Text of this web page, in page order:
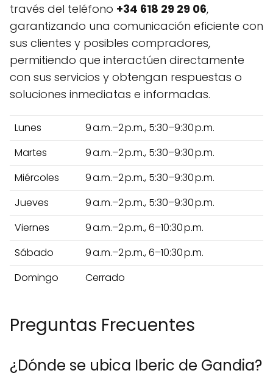
través del teléfono +34 618 29 29 06,
garantizando una comunicación eficiente con
sus clientes y posibles compradores,
permitiendo que interactúen directamente
con sus servicios y obtengan respuestas o
soluciones inmediatas e informadas.
Lunes
9 a.m.–2 p.m., 5:30–9:30 p.m.
Martes
9 a.m.–2 p.m., 5:30–9:30 p.m.
Miércoles
9 a.m.–2 p.m., 5:30–9:30 p.m.
Jueves
9 a.m.–2 p.m., 5:30–9:30 p.m.
Viernes
9 a.m.–2 p.m., 6–10:30 p.m.
Sábado
9 a.m.–2 p.m., 6–10:30 p.m.
Domingo
Cerrado
Preguntas Frecuentes
¿Dónde se ubica Iberic de Gandia?